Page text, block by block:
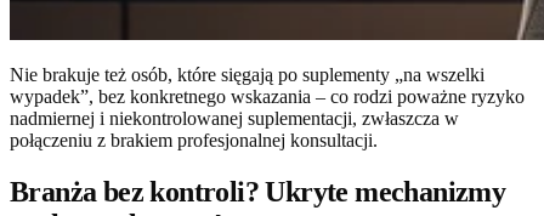
Nie brakuje też osób, które sięgają po suplementy „na wszelki
wypadek”, bez konkretnego wskazania – co rodzi poważne ryzyko
nadmiernej i niekontrolowanej suplementacji, zwłaszcza w
połączeniu z brakiem profesjonalnej konsultacji.
Branża bez kontroli? Ukryte mechanizmy